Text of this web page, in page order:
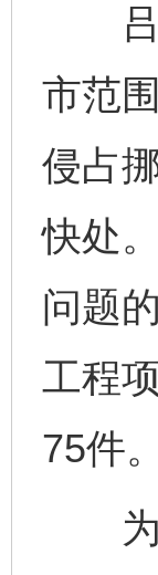
吕
市范
侵占
快处
问题
工程
75件。
为